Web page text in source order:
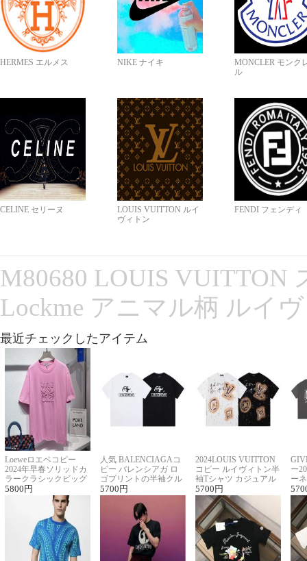
HERMES エルメス NIKE ナイキ
MONCLER モンク
ル
CELINE セリーヌ
LOUIS VUITTON ルイ
ヴィトン
FENDI フェンディ
M80680 LOUIS VUITTON
Lockme アニマル柄 ルイ
最近チェックしたアイテム
Loeweロエベコピー
2024年早春ソリッドカ
ラークラシックビッグ
ロゴ刺繍Tシャツ
5800 円
人気 BALENCIAGAコ
ピー バレンシアガ ロ
ゴプリントの半袖クル
ーネックTシャツ
5700 円
2024LOUIS VUITTON
コピー ルイヴィトン半
袖Tシャツ カジュアル
に馴染む 2色展開
5700 円
ー
ー
ー